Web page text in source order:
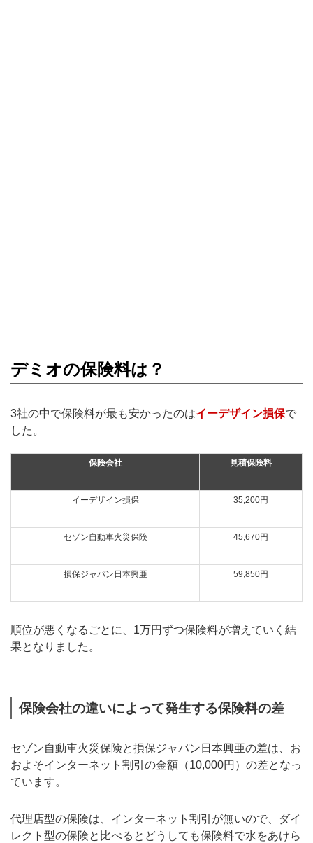
デミオの保険料は？
3社の中で保険料が最も安かったのはイーデザイン損保で
した。
保険会社 見積保険料
イーデザイン損保 35,200円
セゾン自動車火災保険 45,670円
損保ジャパン日本興亜 59,850円
順位が悪くなるごとに、1万円ずつ保険料が増えていく結
果となりました。
保険会社の違いによって発生する保険料の差
セゾン自動車火災保険と損保ジャパン日本興亜の差は、お
およそインターネット割引の金額（10,000円）の差となっ
ています。
代理店型の保険は、インターネット割引が無いので、ダイ
レクト型の保険と比べるとどうしても保険料で水をあけら